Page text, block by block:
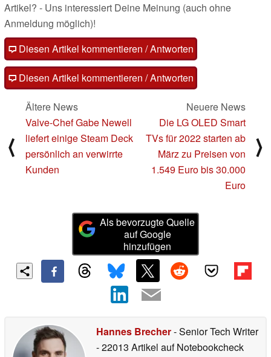
Artikel? - Uns interessiert Deine Meinung (auch ohne
Anmeldung möglich)!
Diesen Artikel kommentieren / Antworten
Diesen Artikel kommentieren / Antworten
⟨
Ältere News
Valve-Chef Gabe Newell
liefert einige Steam Deck
persönlich an verwirrte
Kunden
Neuere News
Die LG OLED Smart
TVs für 2022 starten ab
März zu Preisen von
1.549 Euro bis 30.000
Euro
⟩
Als bevorzugte Quelle
auf Google
hinzufügen
Hannes Brecher- Senior Tech Writer
- 22013 Artikel auf Notebookcheck